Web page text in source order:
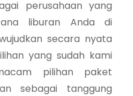
perusahaan yang
liburan Anda di
secara nyata
yang sudah kami
pilihan paket
sebagai tanggung